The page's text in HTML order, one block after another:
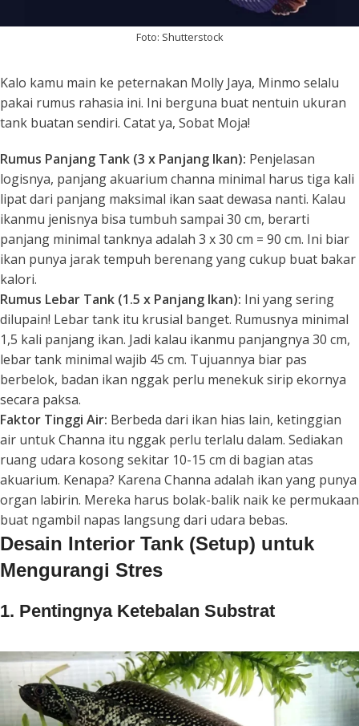
Foto: Shutterstock
Kalo kamu main ke peternakan Molly Jaya, Minmo selalu
pakai rumus rahasia ini. Ini berguna buat nentuin ukuran
tank buatan sendiri. Catat ya, Sobat Moja!
Rumus Panjang Tank (3 x Panjang Ikan): Penjelasan
logisnya, panjang akuarium channa minimal harus tiga kali
lipat dari panjang maksimal ikan saat dewasa nanti. Kalau
ikanmu jenisnya bisa tumbuh sampai 30 cm, berarti
panjang minimal tanknya adalah 3 x 30 cm = 90 cm. Ini biar
ikan punya jarak tempuh berenang yang cukup buat bakar
kalori.
Rumus Lebar Tank (1.5 x Panjang Ikan): Ini yang sering
dilupain! Lebar tank itu krusial banget. Rumusnya minimal
1,5 kali panjang ikan. Jadi kalau ikanmu panjangnya 30 cm,
lebar tank minimal wajib 45 cm. Tujuannya biar pas
berbelok, badan ikan nggak perlu menekuk sirip ekornya
secara paksa.
Faktor Tinggi Air: Berbeda dari ikan hias lain, ketinggian
air untuk Channa itu nggak perlu terlalu dalam. Sediakan
ruang udara kosong sekitar 10-15 cm di bagian atas
akuarium. Kenapa? Karena Channa adalah ikan yang punya
organ labirin. Mereka harus bolak-balik naik ke permukaan
buat ngambil napas langsung dari udara bebas.
Desain Interior Tank (Setup) untuk
Mengurangi Stres
1. Pentingnya Ketebalan Substrat